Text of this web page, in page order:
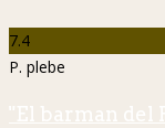
7.4
P. plebe
"El barman del